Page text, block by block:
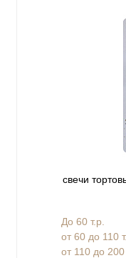
свечи
До 60 т.р.
от 60 до 110
от 110 до 200